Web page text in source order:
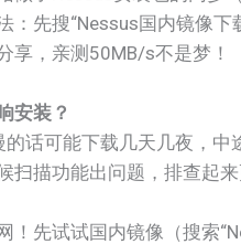
：先搜“Nessus国内镜像
享，亲测50MB/s不是梦！
安装？
话可能下载几天几夜，
描功能出问题，排查起来
！先试试国内镜像（搜索